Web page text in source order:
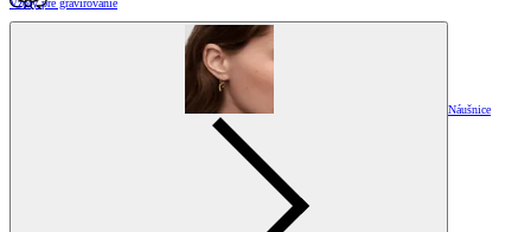
Vzory pre gravírovanie
Náušnice